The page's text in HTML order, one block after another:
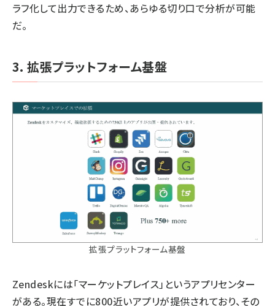
ラフ化して出力できるため、あらゆる切り口で分析が可能
だ。
3. 拡張プラットフォーム基盤
拡張プラットフォーム基盤
Zendeskには「マーケットプレイス」というアプリセンター
がある。現在すでに800近いアプリが提供されており、その